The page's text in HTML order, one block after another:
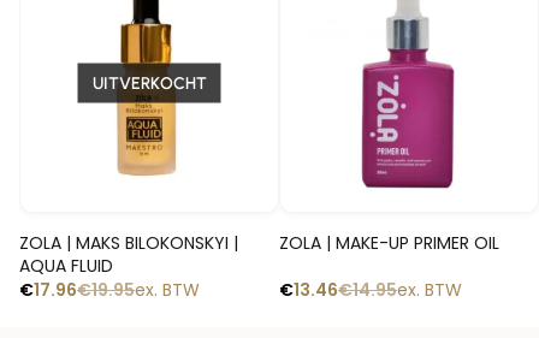
UITVERKOCHT
ZOLA | MAKS BILOKONSKYI |
AQUA FLUID
€19.95
€17.96 ex. BTW
ZOLA | MAKE-UP PRIMER OIL
€14.95
€13.46 ex. BTW